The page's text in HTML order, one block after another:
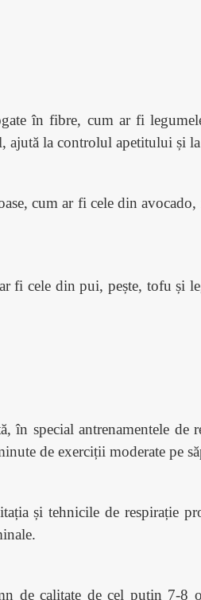
în fibre, cum ar fi
ajută la controlul apetitului și
cum ar fi cele din
fi cele din pui, pește, tofu și
special antrenamentele de
de exerciții moderate pe
și tehnicile de respirație
de calitate de cel puțin 7-8